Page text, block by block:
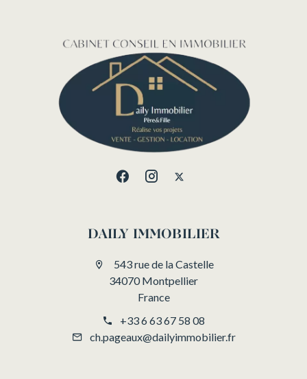
DAILY IMMOBILIER
543 rue de la Castelle
34070 Montpellier
France
+33 6 63 67 58 08
ch.pageaux@dailyimmobilier.fr